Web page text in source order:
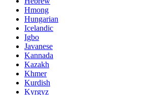
Hmong
Hungarian
Icelandic
Igbo
Javanese
Kannada
Kazakh
Khmer
Kurdish
Kyrgyz